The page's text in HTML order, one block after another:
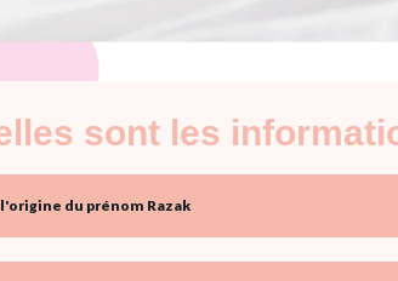
sont les
du prénom Razak